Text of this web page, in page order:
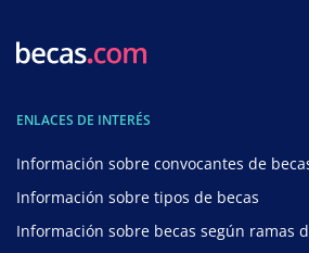
ENLACES DE INTERÉS
Información sobre convocantes de
Información sobre tipos de becas
Información sobre becas según ramas